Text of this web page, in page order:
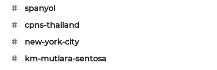
#
spanyol
#
cpns-thailand
#
new-york-city
#
km-mutiara-sentosa
MKLI